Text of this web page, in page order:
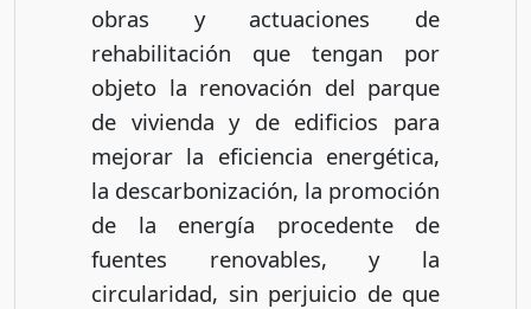
obras y actuaciones de
rehabilitación que tengan por
objeto la renovación del parque
de vivienda y de edificios para
mejorar la eficiencia energética,
la descarbonización, la promoción
de la energía procedente de
fuentes renovables, y la
circularidad, sin perjuicio de que